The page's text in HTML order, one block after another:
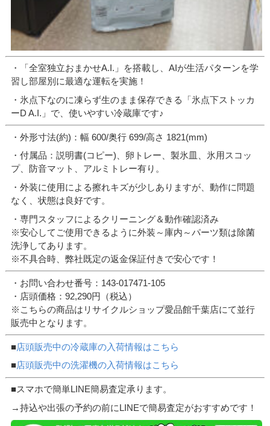
・「全室独立おまかせA.I.」を搭載し、AIが生活パターンを学
習し部屋別に最適な運転を実施！
・氷点下なのに凍らず生のまま保存できる「氷点下ストッカ
ーD A.I.」で、使いやすい冷蔵庫です♪
・外形寸法(約)：幅 600/奥行 699/高さ 1821(mm)
・付属品：説明書(コピー)、卵トレー、製氷皿、氷用スコッ
プ、防音マット、アルミトレー有り。
・外装に使用による擦れキズが少しありますが、動作に問題
なく、状態は良好です。
・専門スタッフによるクリーニング＆動作確認済み
※安心してご使用できるように外装～庫内～パーツ類は除菌
洗浄してあります。
※不具合時、弊社既定の返金保証付きで安心です！
・お問い合わせ番号：143-017471-105
・店頭価格：92,290円（税込）
※こちらの商品はリサイクルショップ愛品館千葉店にて並行
販売中となります。
■店頭販売中の冷蔵庫の入荷情報はこちら
■店頭販売中の洗濯機の入荷情報はこちら
■スマホで簡単LINE簡易査定承ります。
→持込や出張の予約の前にLINEで簡易査定がおすすめです！